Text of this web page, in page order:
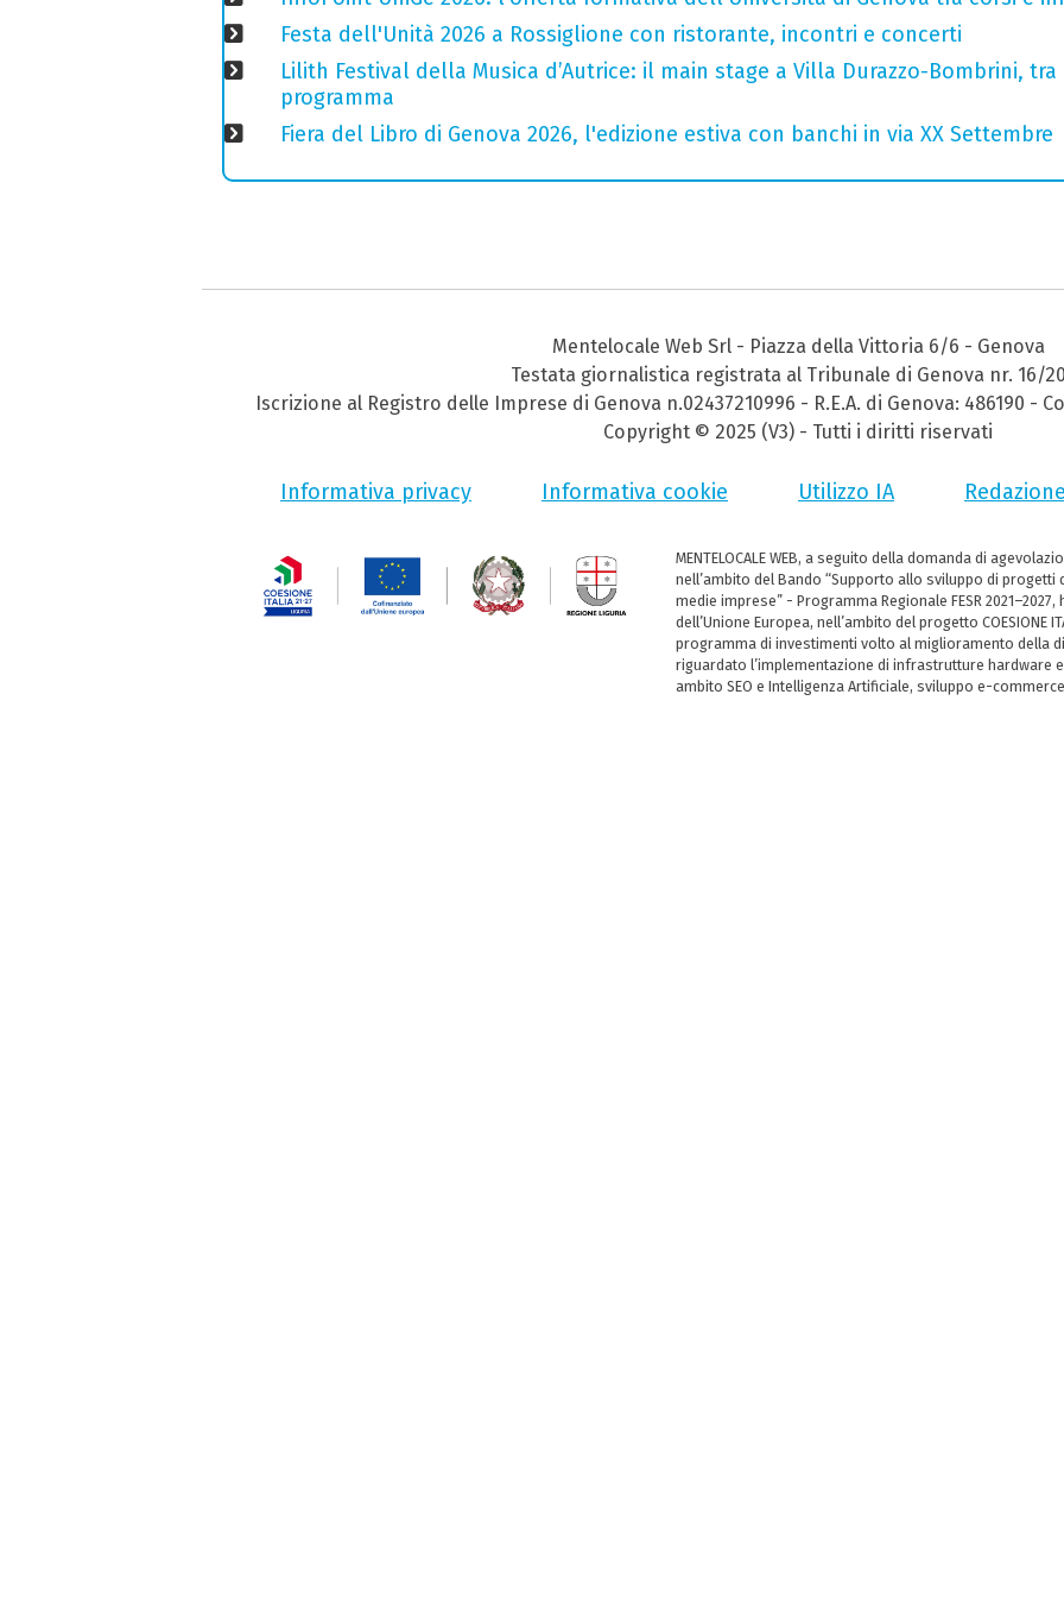
Festa dell'Unità 2026 a Rossiglione con ristorante, incontri e concerti
Lilith Festival della Musica d’Autrice: il main stage a Villa Durazzo-Bombrini,
programma
Fiera del Libro di Genova 2026, l'edizione estiva con banchi in via XX Settembre
Mentelocale Web Srl - Piazza della Vittoria 6/6 - Genova
Testata giornalistica registrata al Tribunale di Genova nr. 16/
Iscrizione al Registro delle Imprese di Genova n.02437210996 - R.E.A. di Genova: 486190 -
Copyright © 2025 (V3) - Tutti i diritti riservati
Informativa privacy Informativa cookie Utilizzo IA
MENTELOCALE WEB, a seguito della domanda di
nell’ambito del Bando “Supporto allo sviluppo di
medie imprese” - Programma Regionale FESR
dell’Unione Europea, nell’ambito del progetto COESIONE
programma di investimenti volto al miglioramento della
riguardato l’implementazione di infrastrutture hardware
ambito SEO e Intelligenza Artificiale, sviluppo e-